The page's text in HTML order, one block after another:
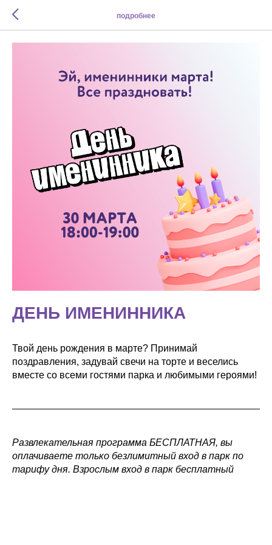
подробнее
ДЕНЬ ИМЕНИННИКА
Твой день рождения в марте? Принимай
поздравления, задувай свечи на торте и веселись
вместе со всеми гостями парка и любимыми героями!
Развлекательная программа БЕСПЛАТНАЯ, вы
оплачиваете только безлимитный вход в парк по
тарифу дня. Взрослым вход в парк бесплатный